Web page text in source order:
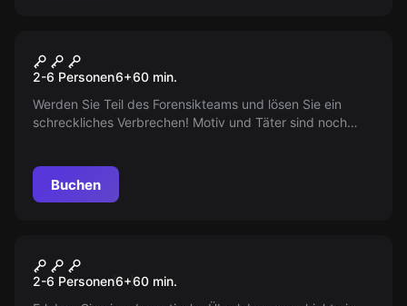
Redaktionsschluss
2-6 Personen6+60 min.
Werden Sie Teil des Forensikteams und lösen Sie ein
schreckliches Verbrechen! Motiv und Täter sind noch
Buchen
Vor der Hacke ist es Duster
2-6 Personen6+60 min.